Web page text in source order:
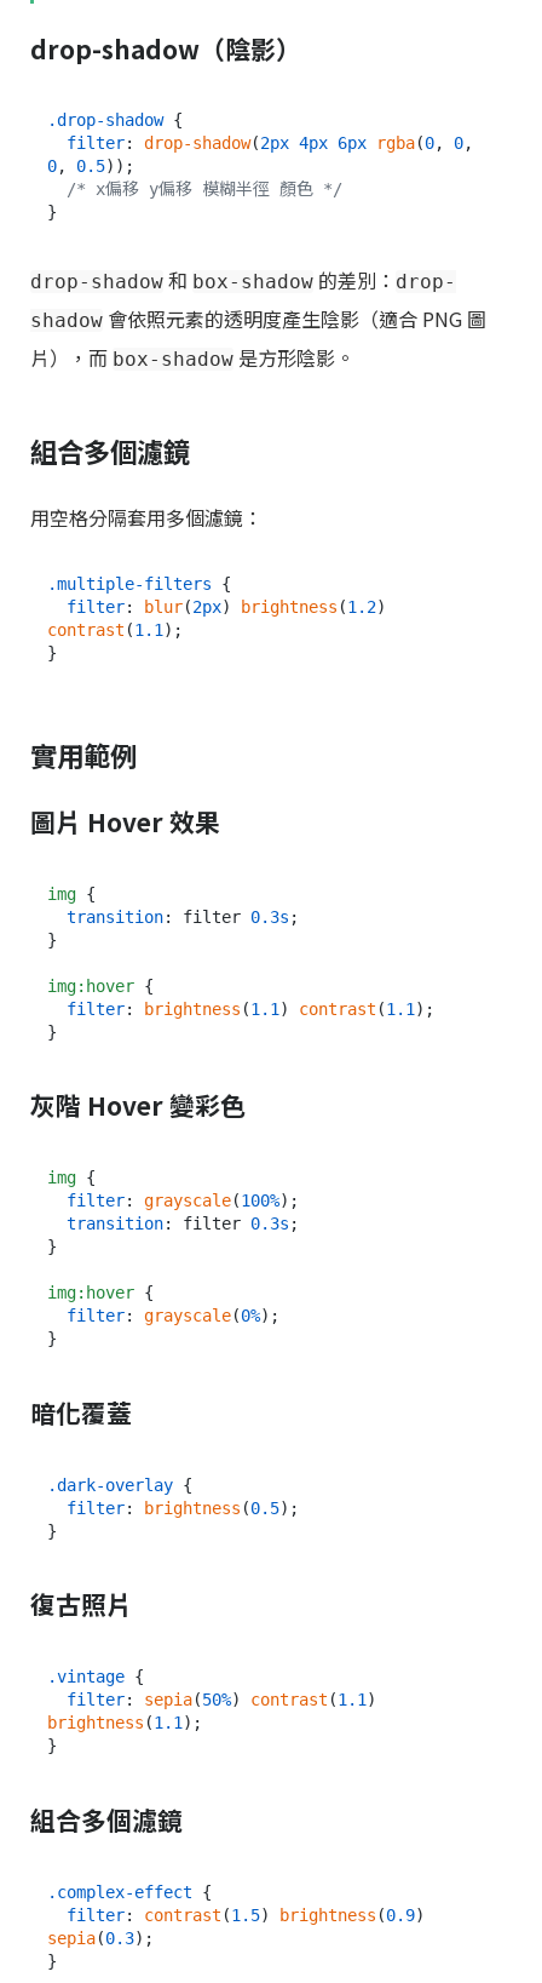
drop-shadow（陰影）
.drop-shadow {
filter: drop-shadow(2px 4px 6px rgba(0, 0
0, 0.5));
/* x偏移 y偏移 模糊半徑 顏色 */
drop-shadow 和 box-shadow 的差別： drop-
shadow 會依照元素的透明度產生陰影（適合 PNG 圖
片），而 box-shadow 是方形陰影。
組合多個濾鏡
用空格分隔套用多個濾鏡：
.multiple-filters {
filter: blur(2px) brightness (1.2
contrast (1.1 );
實用範例
圖片 Hover 效果
img {
transition: filter 0.3s ;
}
img:hover {
filter: brightness (1.1 ) contrast (1.1 );
灰階 Hover 變彩色
img {
filter: grayscale(100%);
transition: filter 0.3s ;
}
img:hover {
filter: grayscale(0%);
暗化覆蓋
.dark-overlay {
filter: brightness (0.5);
復古照片
.vintage {
filter: sepia(50%) contrast (1.1
brightness (1.1);
組合多個濾鏡
.complex-effect {
filter: contrast (1.5) brightness (0.9
sepia(0.3);